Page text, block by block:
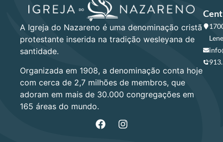
A Igreja do Nazareno é uma denominação cristã
protestante inserida na tradição wesleyana de
santidade.
Organizada em 1908, a denominação conta hoje
com cerca de 2,7 milhões de membros, que
adoram em mais de 30.000 congregações em
165 áreas do mundo.